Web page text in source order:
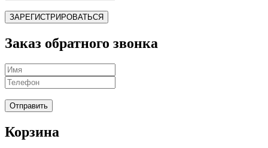
ЗАРЕГИСТРИРОВАТЬСЯ
Заказ обратного звонка
Отправить
Корзина